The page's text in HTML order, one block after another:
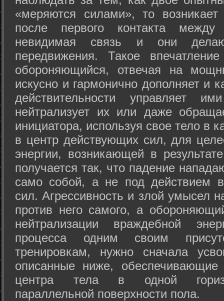
«меряются силами», то возникает
после первого контакта
невидимая связь и они
передвижения. Такое
обороняющийся, отвечая на
искусно и гармонично дополняет и
действительности управляет
нейтрализует их или даже
инициатора, используя свое тело в
в центр действующих сил, для
энергии, возникающей в
получается так, что падение
само собой, а не под действием
сил. Агрессивность и злой умысел
против него самого, а
нейтрализации враждебной
процесса одним своим
тренировкам, нужно сначала
описанные ниже, обеспечивающие
центра тела в одной
параллельной поверхности пола.